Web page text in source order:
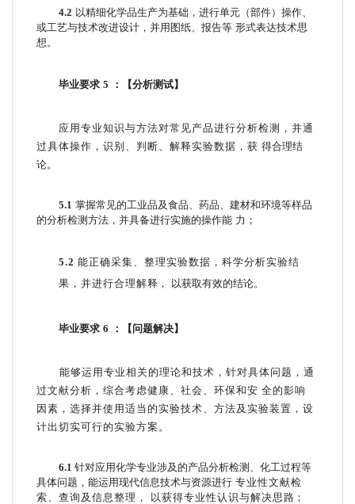
4.2 以精细化学品生产为基础，进行单元（部件）操作、
或工艺与技术改进设计 ，并用图纸、报告等 形式表达技术思
想。
毕业要求 5 ：【分析测试】
应用专业知识与方法对常见产品进行分析检测，并通
过具体操作，识别、判断、解释实验数据，获 得合理结
论。
5.1 掌握常见的工业品及食品、药品、建材和环境等样品
的分析检测方法，并具备进行实施的操作能 力；
5.2 能正确采集、整理实验数据，科学分析实验结
果，并进行合理解释， 以获取有效的结论。
毕业要求 6 ：【问题解决】
能够运用专业相关的理论和技术，针对具体问题，通
过文献分析，综合考虑健康、社会、环保和安 全的影响
因素，选择并使用适当的实验技术、方法及实验装置，设
计出切实可行的实验方案。
6.1 针对应用化学专业涉及的产品分析检测、化工过程等
具体问题，能运用现代信息技术与资源进行 专业性文献检
索、查询及信息整理，
以获得专业性认识与解决思 路；